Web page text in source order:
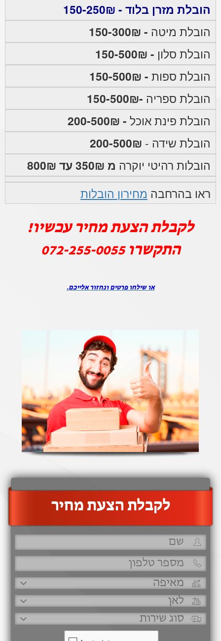
הובלת מזרן בלוד - 150-250₪
הובלת מיטה - 150-300₪
הובלת סלון - 150-500₪
הובלת ספות - 150-500₪
הובלת ספריה -150-500₪
הובלת פינת אוכל - 200-500₪
הובלת שידה - 200-500₪
הובלות רהיטי יוקרה מ 350₪ עד 800₪
ראו בהרחבה מחירון הובלות
לקבלת הצעת מחיר עכשיו!
התקשרו072-255-0055
או שילחו פרטים ונחזור אלייכם.
‫לקבלת הצעת מחיר